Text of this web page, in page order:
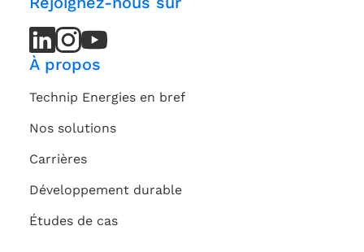
LinkedIn
LinkedIn
Instagram
Instagram
Youtube
Channel
À propos
Technip Energies en bref
Nos solutions
Carrières
Développement durable
Études de cas